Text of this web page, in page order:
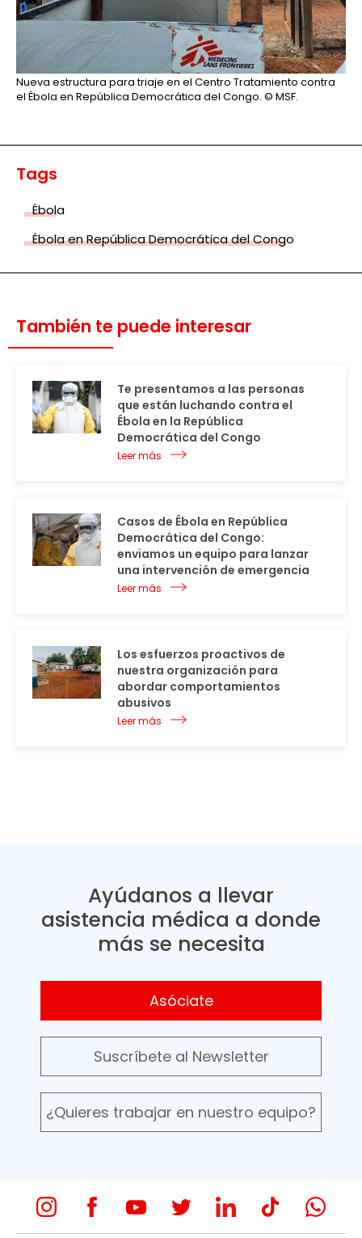
Nueva estructura para triaje en el Centro Tratamiento contra
el Ébola en República Democrática del Congo. © MSF.
Tags
Ébola
Ébola en República Democrática del Congo
También te puede interesar
Te presentamos a las personas
que están luchando contra el
Ébola en la República
Democrática del Congo
Leer más
Casos de Ébola en República
Democrática del Congo:
enviamos un equipo para lanzar
una intervención de emergencia
Leer más
Los esfuerzos proactivos de
nuestra organización para
abordar comportamientos
abusivos
Leer más
Ayúdanos a llevar
asistencia médica a donde
más se necesita
Asóciate
Suscríbete al Newsletter
¿Quieres trabajar en nuestro equipo?